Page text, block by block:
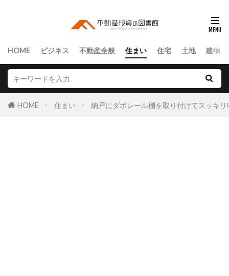
HOME ビジネス 不動産全般 住まい 住宅 土地 建物
HOME 住まい 納戸にダボレール棚を取り付けてスッキ